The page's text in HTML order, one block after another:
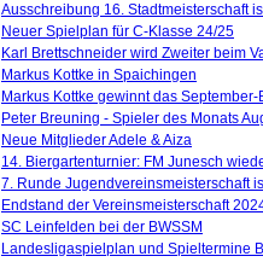
Ausschreibung 16. Stadtmeisterschaft
Neuer Spielplan für C-Klasse 24/25
Karl Brettschneider wird Zweiter beim
Markus Kottke in Spaichingen
Markus Kottke gewinnt das
Peter Breuning - Spieler des Monats
Neue Mitglieder Adele & Aiza
14. Biergartenturnier: FM Junesch
7. Runde Jugendvereinsmeisterschaft
Endstand der Vereinsmeisterschaft
SC Leinfelden bei der BWSSM
Landesligaspielplan und Spieltermine